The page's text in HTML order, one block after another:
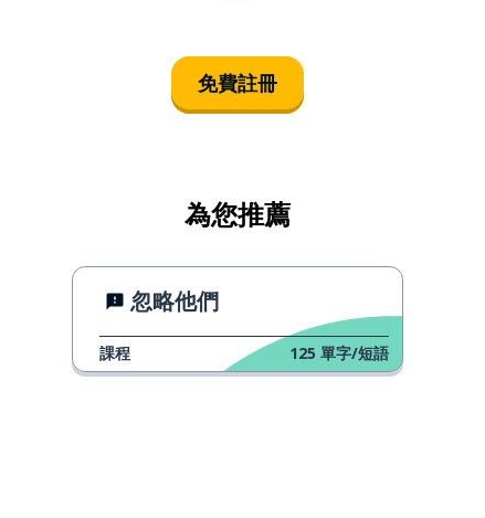
免費註冊
為您推薦
忽略他們
課程 125 單字/短語